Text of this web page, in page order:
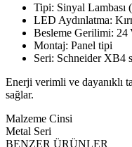
Tipi: Sinyal Lambası
LED Aydınlatma:
Besleme Gerilimi:
Montaj: Panel tipi
Seri: Schneider XB4
Enerji verimli ve dayanıklı
sağlar.
Malzeme Cinsi
Metal Seri
BENZER ÜRÜNLER